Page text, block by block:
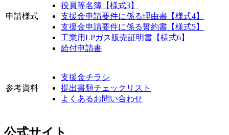
申請様式
役員等名簿【様式3】
支援金申請要件に係る理由書【様式4】
支援金申請要件に係る誓約書【様式5】
工業用LPガス販売証明書【様式6】
給付申請書
参考資料
支援金チラシ
提出書類チェックリスト
よくあるお問い合わせ
公式サイト